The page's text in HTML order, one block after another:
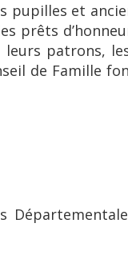
pupilles et
prêts
patrons,
de Famille